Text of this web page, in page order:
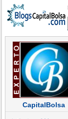
CapitalBolsa